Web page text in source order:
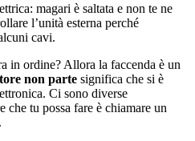
magari è saltata e non te ne
l’unità esterna perché
cavi.
in ordine? Allora la faccenda è un
non parte significa che si è
Ci sono diverse
tu possa fare è chiamare un